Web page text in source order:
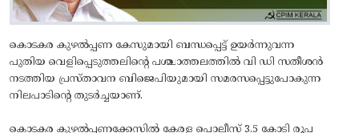
കൊടകര കുഴൽപ്പണ കേസുമായി ബന്ധപ്പെട്ട് ഉയർന്നുവന്ന
പുതിയ വെളിപ്പെടുത്തലിൻ്റെ പശ്ചാത്തലത്തിൽ വി ഡി സതീശൻ
നടത്തിയ പ്രസ്താവന ബിജെപിയുമായി സമരസപ്പെട്ടുപോകുന്ന
നിലപാടിന്റെ തുടർച്ചയാണ്.
കൊടകര കുഴൽപ്പണക്കേസിൽ കേരള പൊലീസ് 3.5 കോടി രൂപ